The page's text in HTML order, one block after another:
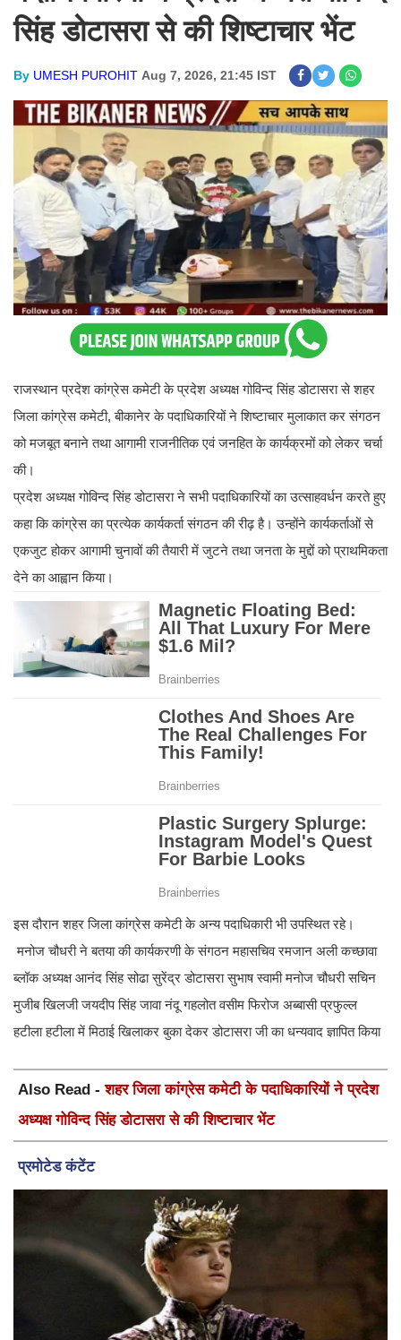
सिंह डोटासरा से की शिष्टाचार भेंट
By UMESH PUROHIT Aug 7, 2026, 21:45 IST
राजस्थान प्रदेश कांग्रेस कमेटी के प्रदेश अध्यक्ष गोविन्द सिंह डोटासरा से शहर
जिला कांग्रेस कमेटी, बीकानेर के पदाधिकारियों ने शिष्टाचार मुलाकात कर संगठन
को मजबूत बनाने तथा आगामी राजनीतिक एवं जनहित के कार्यक्रमों को लेकर चर्चा
की।
प्रदेश अध्यक्ष गोविन्द सिंह डोटासरा ने सभी पदाधिकारियों का उत्साहवर्धन करते हुए
कहा कि कांग्रेस का प्रत्येक कार्यकर्ता संगठन की रीढ़ है। उन्होंने कार्यकर्ताओं से
एकजुट होकर आगामी चुनावों की तैयारी में जुटने तथा जनता के मुद्दों को प्राथमिकता
देने का आह्वान किया।
इस दौरान शहर जिला कांग्रेस कमेटी के अन्य पदाधिकारी भी उपस्थित रहे।
मनोज चौधरी ने बतया की कार्यकरणी के संगठन महासचिव रमजान अली कच्छावा
ब्लॉक अध्यक्ष आनंद सिंह सोढा सुरेंद्र डोटासरा सुभाष स्वामी मनोज चौधरी सचिन
मुजीब खिलजी जयदीप सिंह जावा नंदू गहलोत वसीम फिरोज अब्बासी प्रफुल्ल
हटीला हटीला में मिठाई खिलाकर बुका देकर डोटासरा जी का धन्यवाद ज्ञापित किया
Also Read -शहर जिला कांग्रेस कमेटी के पदाधिकारियों ने प्रदेश
अध्यक्ष गोविन्द सिंह डोटासरा से की शिष्टाचार भेंट